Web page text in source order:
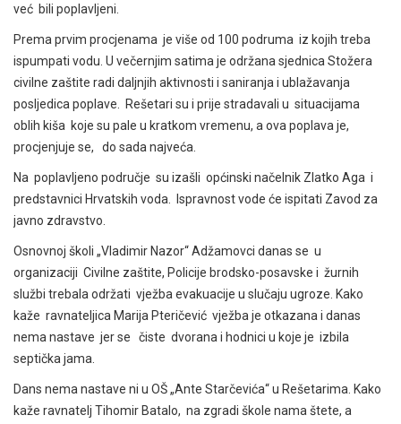
već bili poplavljeni.
Prema prvim procjenama je više od 100 podruma iz kojih treba
ispumpati vodu. U večernjim satima je održana sjednica Stožera
civilne zaštite radi daljnjih aktivnosti i saniranja i ublažavanja
posljedica poplave. Rešetari su i prije stradavali u situacijama
oblih kiša koje su pale u kratkom vremenu, a ova poplava je,
procjenjuje se, do sada najveća.
Na poplavljeno područje su izašli općinski načelnik Zlatko Aga i
predstavnici Hrvatskih voda. Ispravnost vode će ispitati Zavod za
javno zdravstvo.
Osnovnoj školi „Vladimir Nazor“ Adžamovci danas se u
organizaciji Civilne zaštite, Policije brodsko-posavske i žurnih
službi trebala održati vježba evakuacije u slučaju ugroze. Kako
kaže ravnateljica Marija Pteričević vježba je otkazana i danas
nema nastave jer se čiste dvorana i hodnici u koje je izbila
septička jama.
Dans nema nastave ni u OŠ „Ante Starčevića“ u Rešetarima. Kako
kaže ravnatelj Tihomir Batalo, na zgradi škole nama štete, a